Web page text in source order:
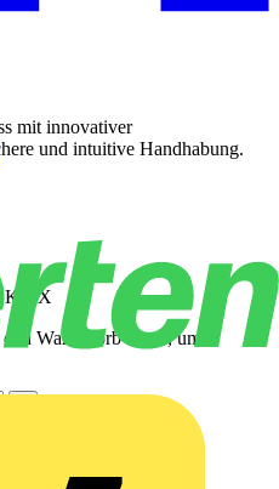
mit innovativer
und intuitive Handhabung.
BX
Warenkorb legen, um